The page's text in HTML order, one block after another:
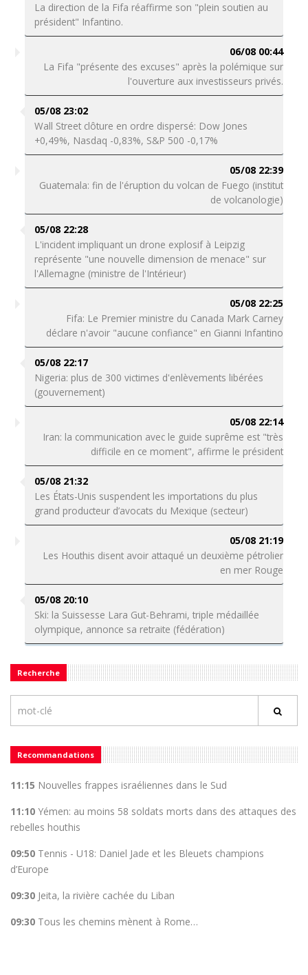
La direction de la Fifa réaffirme son "plein soutien au
président" Infantino.
06/08 00:44
La Fifa "présente des excuses" après la polémique sur
l'ouverture aux investisseurs privés.
05/08 23:02
Wall Street clôture en ordre dispersé: Dow Jones
+0,49%, Nasdaq -0,83%, S&P 500 -0,17%
05/08 22:39
Guatemala: fin de l'éruption du volcan de Fuego (institut
de volcanologie)
05/08 22:28
L'incident impliquant un drone explosif à Leipzig
représente "une nouvelle dimension de menace" sur
l'Allemagne (ministre de l'Intérieur)
05/08 22:25
Fifa: Le Premier ministre du Canada Mark Carney
déclare n'avoir "aucune confiance" en Gianni Infantino
05/08 22:17
Nigeria: plus de 300 victimes d'enlèvements libérées
(gouvernement)
05/08 22:14
Iran: la communication avec le guide suprême est "très
difficile en ce moment", affirme le président
05/08 21:32
Les États-Unis suspendent les importations du plus
grand producteur d’avocats du Mexique (secteur)
05/08 21:19
Les Houthis disent avoir attaqué un deuxième pétrolier
en mer Rouge
05/08 20:10
Ski: la Suissesse Lara Gut-Behrami, triple médaillée
olympique, annonce sa retraite (fédération)
Recherche
Recommandations
11:15 Nouvelles frappes israéliennes dans le Sud
11:10 Yémen: au moins 58 soldats morts dans des attaques des
rebelles houthis
09:50 Tennis - U18: Daniel Jade et les Bleuets champions
d’Europe
09:30 Jeita, la rivière cachée du Liban
09:30 Tous les chemins mènent à Rome…